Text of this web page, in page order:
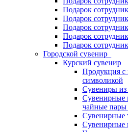
Подарок
Подарок
Подарок
Подарок
Подарок
Городской сувенир
Курский сувенир
Продукция с
символикой
Сувениры из
Сувенирные
чайные
Сувенирные
Сувенирные